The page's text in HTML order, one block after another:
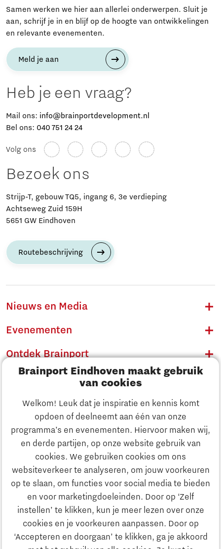
Brainport Eindhoven maakt gebruik
van cookies
Welkom! Leuk dat je inspiratie en kennis komt
opdoen of deelneemt aan één van onze
programma’s en evenementen. Hiervoor maken wij,
en derde partijen, op onze website gebruik van
cookies. We gebruiken cookies om ons
websiteverkeer te analyseren, om jouw voorkeuren
op te slaan, om functies voor social media te bieden
en voor marketingdoeleinden. Door op ‘Zelf
instellen’ te klikken, kun je meer lezen over onze
cookies en je voorkeuren aanpassen. Door op
‘Accepteren en doorgaan’ te klikken, ga je akkoord
Ontdek Brainport
Innovatie
Ondernemen
Onderwijs
Samen werken we hier aan allerlei onderwerpen. Sluit je
aan, schrijf je in en blijf op de hoogte van ontwikkelingen
en relevante evenementen.
Meld je aan
Heb je een vraag?
Mail ons: info@brainportdevelopment.nl
Bel ons: 040 751 24 24
Volg ons
Bezoek ons
Strijp-T, gebouw TQ5, ingang 6, 3e verdieping
Achtseweg Zuid 159H
5651 GW Eindhoven
Routebeschrijving
Nieuws en Media
Evenementen
Ontdek Brainport
Innovatie
Ondernemen
Onderwijs
Maatschappelijk
Strategie & Organisatie
Zoeken
Contact
Naar internationale website